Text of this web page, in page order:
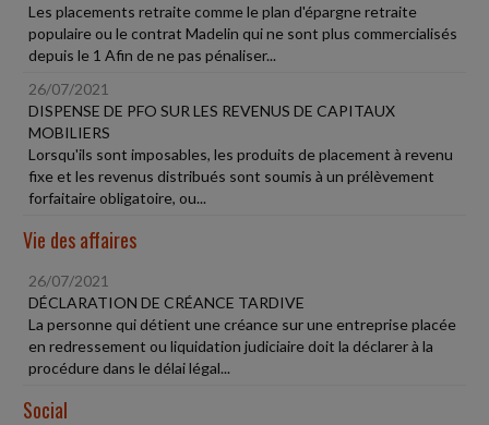
Les placements retraite comme le plan d'épargne retraite
populaire ou le contrat Madelin qui ne sont plus commercialisés
depuis le 1 Afin de ne pas pénaliser...
26/07/2021
DISPENSE DE PFO SUR LES REVENUS DE CAPITAUX
MOBILIERS
Lorsqu'ils sont imposables, les produits de placement à revenu
fixe et les revenus distribués sont soumis à un prélèvement
forfaitaire obligatoire, ou...
Vie des affaires
26/07/2021
DÉCLARATION DE CRÉANCE TARDIVE
La personne qui détient une créance sur une entreprise placée
en redressement ou liquidation judiciaire doit la déclarer à la
procédure dans le délai légal...
Social